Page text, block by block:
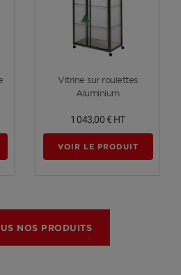
Voir plus
Vitrine sur roulettes
Aluminium
1 043,00 € HT
VOIR LE PRODUIT
NOS PRODUITS